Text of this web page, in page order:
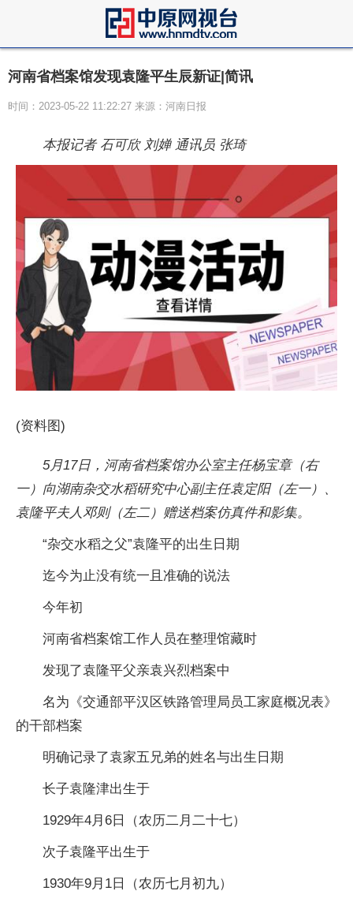
河南省档案馆发现袁隆平生辰新证|简讯
时间：2023-05-22 11:22:27 来源：河南日报
本报记者 石可欣 刘婵通讯员 张琦
(资料图)
5月17日，河南省档案馆办公室主任杨宝章（右
一）向湖南杂交水稻研究中心副主任袁定阳（左一）、
袁隆平夫人邓则（左二）赠送档案仿真件和影集。
“杂交水稻之父”袁隆平的出生日期
迄今为止没有统一且准确的说法
今年初
河南省档案馆工作人员在整理馆藏时
发现了袁隆平父亲袁兴烈档案中
名为《交通部平汉区铁路管理局员工家庭概况表》
的干部档案
明确记录了袁家五兄弟的姓名与出生日期
长子袁隆津出生于
1929年4月6日（农历二月二十七）
次子袁隆平出生于
1930年9月1日（农历七月初九）